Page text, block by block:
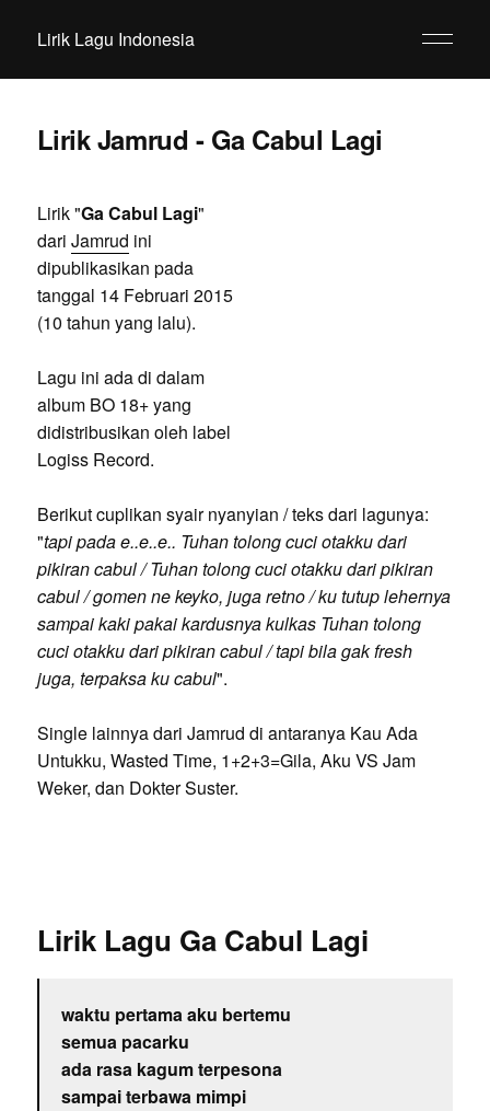
Lirik Lagu Indonesia
Lirik Jamrud - Ga Cabul Lagi
Lirik "Ga Cabul Lagi"
dari Jamrud ini
dipublikasikan pada
tanggal 14 Februari 2015
(10 tahun yang lalu).
Lagu ini ada di dalam
album BO 18+ yang
didistribusikan oleh label
Logiss Record.
Berikut cuplikan syair nyanyian / teks dari lagunya:
"tapi pada e..e..e.. Tuhan tolong cuci otakku dari
pikiran cabul / Tuhan tolong cuci otakku dari pikiran
cabul / gomen ne keyko, juga retno / ku tutup lehernya
sampai kaki pakai kardusnya kulkas Tuhan tolong
cuci otakku dari pikiran cabul / tapi bila gak fresh
juga, terpaksa ku cabul".
Single lainnya dari Jamrud di antaranya Kau Ada
Untukku, Wasted Time, 1+2+3=Gila, Aku VS Jam
Weker, dan Dokter Suster.
Lirik Lagu Ga Cabul Lagi
waktu pertama aku bertemu
semua pacarku
ada rasa kagum terpesona
sampai terbawa mimpi